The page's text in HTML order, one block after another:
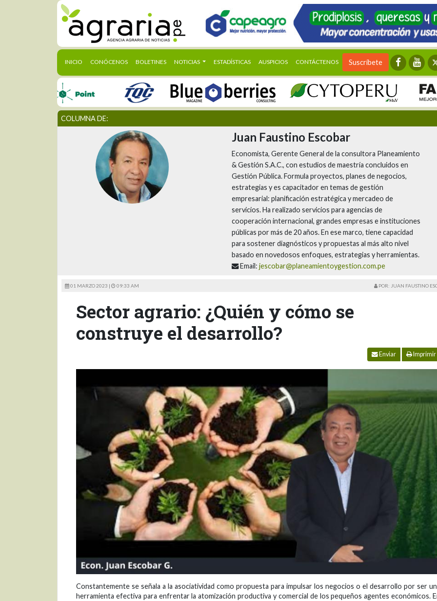
INICIO (CURRENT)
CONÓCENOS BOLETINES NOTICIAS ESTADÍSTICAS AUSPICIOS CONTÁCTENOS Suscríbete
COLUMNA DE:
Juan Faustino Escobar
Economista, Gerente General de la consultora Planeamiento
& Gestión S.A.C., con estudios de maestría concluidos en
Gestión Pública. Formula proyectos, planes de negocios,
estrategias y es capacitador en temas de gestión
empresarial: planificación estratégica y mercadeo de
servicios. Ha realizado servicios para agencias de
cooperación internacional, grandes empresas e instituciones
públicas por más de 20 años. En ese marco, tiene capacidad
para sostener diagnósticos y propuestas al más alto nivel
basado en novedosos enfoques, estrategias y herramientas.
Email: jescobar@planeamientoygestion.com.pe
01 MARZO 2023 | 09:33 AM POR: JUAN FAUSTINO
Sector agrario: ¿Quién y cómo se
construye el desarrollo?
Enviar Imprimir
Constantemente se señala a la asociatividad como propuesta para impulsar los negocios o el desarrollo por ser
herramienta efectiva para enfrentar la atomización productiva y comercial de los pequeños agentes económicos.